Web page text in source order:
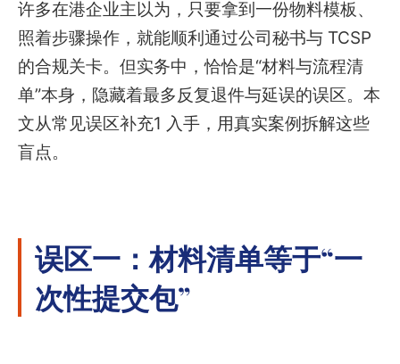
许多在港企业主以为，只要拿到一份物料模板、
照着步骤操作，就能顺利通过公司秘书与 TCSP
的合规关卡。但实务中，恰恰是“材料与流程清
单”本身，隐藏着最多反复退件与延误的误区。本
文从常见误区补充1 入手，用真实案例拆解这些
盲点。
误区一：材料清单等于“一
次性提交包”